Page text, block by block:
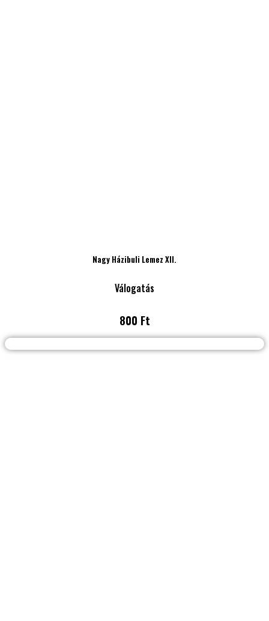
Nagy Házibuli Lemez XII.
Válogatás
800 Ft